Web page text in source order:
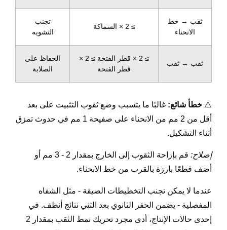
ثقب → خط
الانحناء
≥ 2 × السماكة
تجنب
التشويه
ثقب → ثقب
≥ 2 × قطر الفتحة ≥ 2 ×
قطر الفتحة
الحفاظ على
الصلابة
⚠️ خطأ شائع: غالبًا ما يتسبب وضع ثقوب التثبيت على بعد
أقل من 2 مم من الانحناء على صفيحة 1 مم في حدوث تمزق
أثناء التشكيل.
إصلاح:
قم بإزاحة الثقوب إلى الخارج بمقدار 2 - 3 مم أو
أضف قطعًا بارزة بالقرب من خط الانحناء.
عندما لا يمكن تجنب التخطيطات الضيقة - مثل الشفاه
المفصلية - يضمن الحفر الثانوي بعد الثني نتائج أنظف. في
إحدى حالات الإنتاج، أدى مجرد تحريك نمط الثقب بمقدار 2